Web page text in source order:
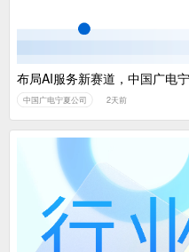
布局AI服务新赛道，中国广电
中国广电宁夏公司 2天前